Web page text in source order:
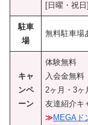
[日曜・祝
駐車
場
無料駐車場
キャ
ンペ
ーン
体験無料
入会金無料
2ヶ月・3ヶ
友達紹介キ
≫MEGAド